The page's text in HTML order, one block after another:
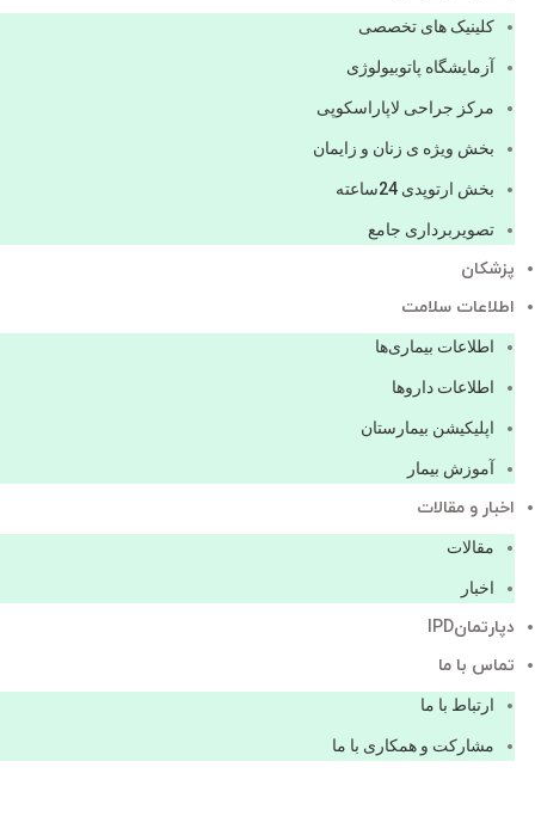
کلینیک های تخصصی
آزمایشگاه پاتوبیولوژی
مرکز جراحی لاپاراسکوپی
بخش ویژه ی زنان و زایمان
بخش ارتوپدی 24ساعته
تصویربرداری جامع
پزشكان
اطلاعات سلامت
اطلاعات بیماری‌ها
اطلاعات دارو‌ها
اپليكيشن بيمارستان
آموزش بیمار
اخبار و مقالات
مقالات
اخبار
دپارتمانIPD
تماس با ما
ارتباط با ما
مشاركت و همكاری با ما